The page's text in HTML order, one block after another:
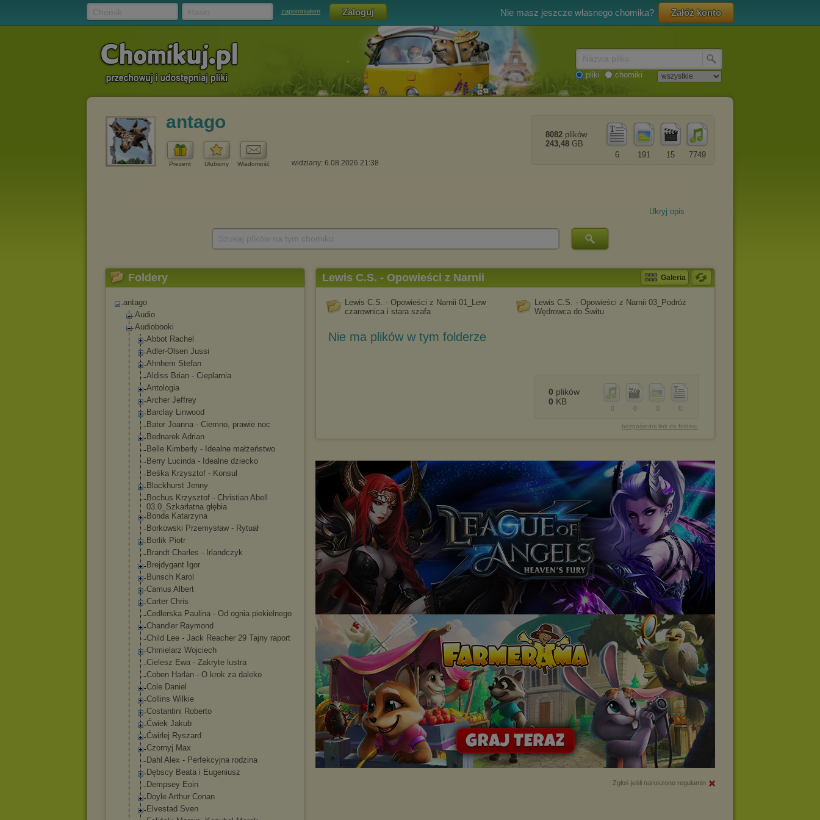
zapomniałem Nie masz jeszcze własnego chomika? Załóż konto
pliki chomiki
antago
Prezent Ulubiony Wiadomość widziany: 6.08.2026 21:38
7749
15
191
6
8082 plików
243,48 GB
Ukryj opis
Foldery
antago
Audio
Audiobooki
Abbot Rachel
Adler-Olsen Jussi
Ahnhem Stefan
Aldiss Brian - Cieplarnia
Antologia
Archer Jeffrey
Barclay Linwood
Bator Joanna - Ciemno, prawie noc
Bednarek Adrian
Belle Kimberly - Idealne małżeństwo
Berry Lucinda - Idealne dziecko
Beśka Krzysztof - Konsul
Blackhurst Jenny
Bochus Krzysztof - Christian Abell
03.0_Szkarłatna głębia
Bonda Katarzyna
Borkowski Przemysław - Rytuał
Borlik Piotr
Brandt Charles - Irlandczyk
Brejdygant Igor
Bunsch Karol
Camus Albert
Carter Chris
Cedlerska Paulina - Od ognia piekielnego
Chandler Raymond
Child Lee - Jack Reacher 29 Tajny raport
Chmielarz Wojciech
Cielesz Ewa - Zakryte lustra
Coben Harlan - O krok za daleko
Cole Daniel
Collins Wilkie
Costantini Roberto
Ćwiek Jakub
Ćwirlej Ryszard
Czornyj Max
Dahl Alex - Perfekcyjna rodzina
Dębscy Beata i Eugeniusz
Dempsey Eoin
Doyle Arthur Conan
Elvestad Sven
Lewis C.S. - Opowieści z Narnii Galeria
Lewis C.S. - Opowieści z Narnii 01_Lew
czarownica i stara szafa
Lewis C.S. - Opowieści z Narnii 03_Podróż
Wędrowca do Świtu
Nie ma plików w tym folderze
0
0
0
0
0 plików
0 KB
bezpośredni link do folderu
Zgłoś jeśli naruszono regulamin